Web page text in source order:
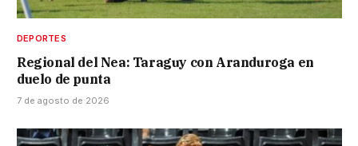
DEPORTES
Regional del Nea: Taraguy con Aranduroga en
duelo de punta
7 de agosto de 2026